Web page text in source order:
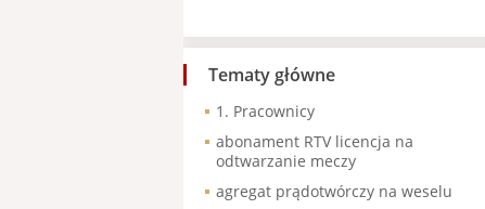
Tematy główne
1. Pracownicy
abonament RTV licencja na
odtwarzanie meczy
agregat prądotwórczy na weselu